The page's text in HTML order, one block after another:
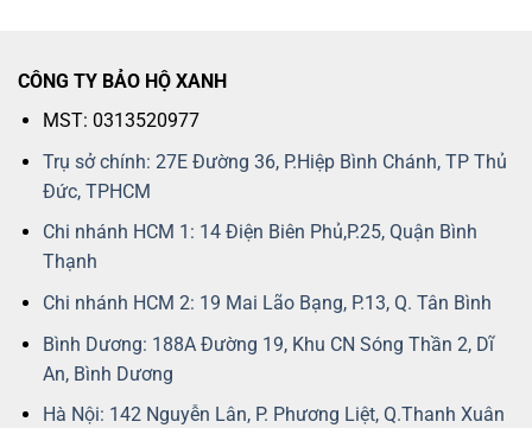
CÔNG TY BẢO HỘ XANH
MST: 0313520977
Trụ sở chính: 27E Đường 36, P.Hiệp Bình Chánh, TP Thủ
Đức, TPHCM
Chi nhánh HCM 1: 14 Điện Biên Phủ,P.25, Quận Bình
Thạnh
Chi nhánh HCM 2: 19 Mai Lão Bạng, P.13, Q. Tân Bình
Bình Dương: 188A Đường 19, Khu CN Sóng Thần 2, Dĩ
An, Bình Dương
Hà Nội: 142 Nguyễn Lân, P. Phương Liệt, Q.Thanh Xuân